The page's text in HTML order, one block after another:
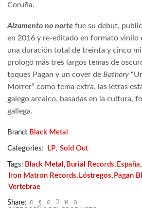
Coruña.
Alzamento no norte fue su debut,
en 2016 y re-editado en formato vinilo
una duración total de treinta y cinco
prologo más tres largos temas de
toques Pagan y un cover de Bathory
Morrer” como tema extra, las letras
galego arcaico, basadas en la cultura,
gallega.
Brand: Black Metal
Categories: LP, Sold Out
Tags: Black Metal , Burial Records, España,
Iron Matron Records, Lóstregos, Pagan
Vertebrae
Share: